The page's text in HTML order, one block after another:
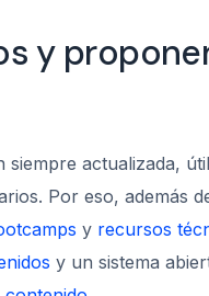
y
actualizada,
Por eso, además
y recursos
y un sistema